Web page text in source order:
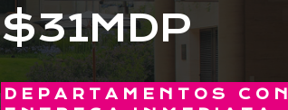
$31MDP
DEPARTAMENTOS CON